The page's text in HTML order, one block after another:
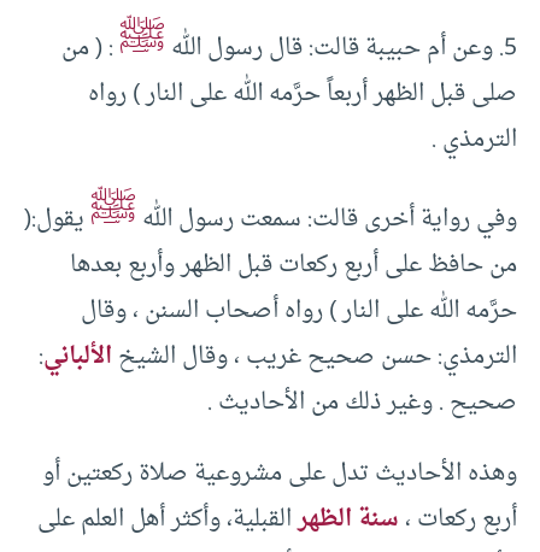
5. وعن أم حبيبة قالت: قال رسول الله
ﷺ: ( من
صلى قبل الظهر أربعاً حرَّمه الله على النار ) رواه
الترمذي .
وفي رواية أخرى قالت: سمعت رسول اللهﷺيقول:(
من حافظ على أربع ركعات قبل الظهر وأربع بعدها
حرَّمه الله على النار ) رواه أصحاب السنن ، وقال
الترمذي: حسن صحيح غريب ، وقال الشيخالألباني:
صحيح . وغير ذلك من الأحاديث .
وهذه الأحاديث تدل على مشروعية صلاة ركعتين أو
أربع ركعات ،سنة الظهرالقبلية، وأكثر أهل العلم على